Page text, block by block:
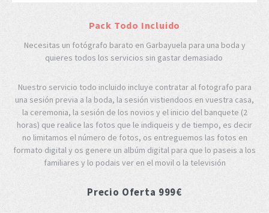
Pack Todo Incluido
Necesitas un fotógrafo barato en Garbayuela para una boda y
quieres todos los servicios sin gastar demasiado
Nuestro servicio todo incluido incluye contratar al fotografo para
una sesión previa a la boda, la sesión vistiendoos en vuestra casa,
la ceremonia, la sesión de los novios y el inicio del banquete (2
horas) que realice las fotos que le indiqueis y de tiempo, es decir
no limitamos el número de fotos, os entreguemos las fotos en
formato digital y os genere un albúm digital para que lo paseis a los
familiares y lo podais ver en el movil o la televisión
Precio Oferta 999€